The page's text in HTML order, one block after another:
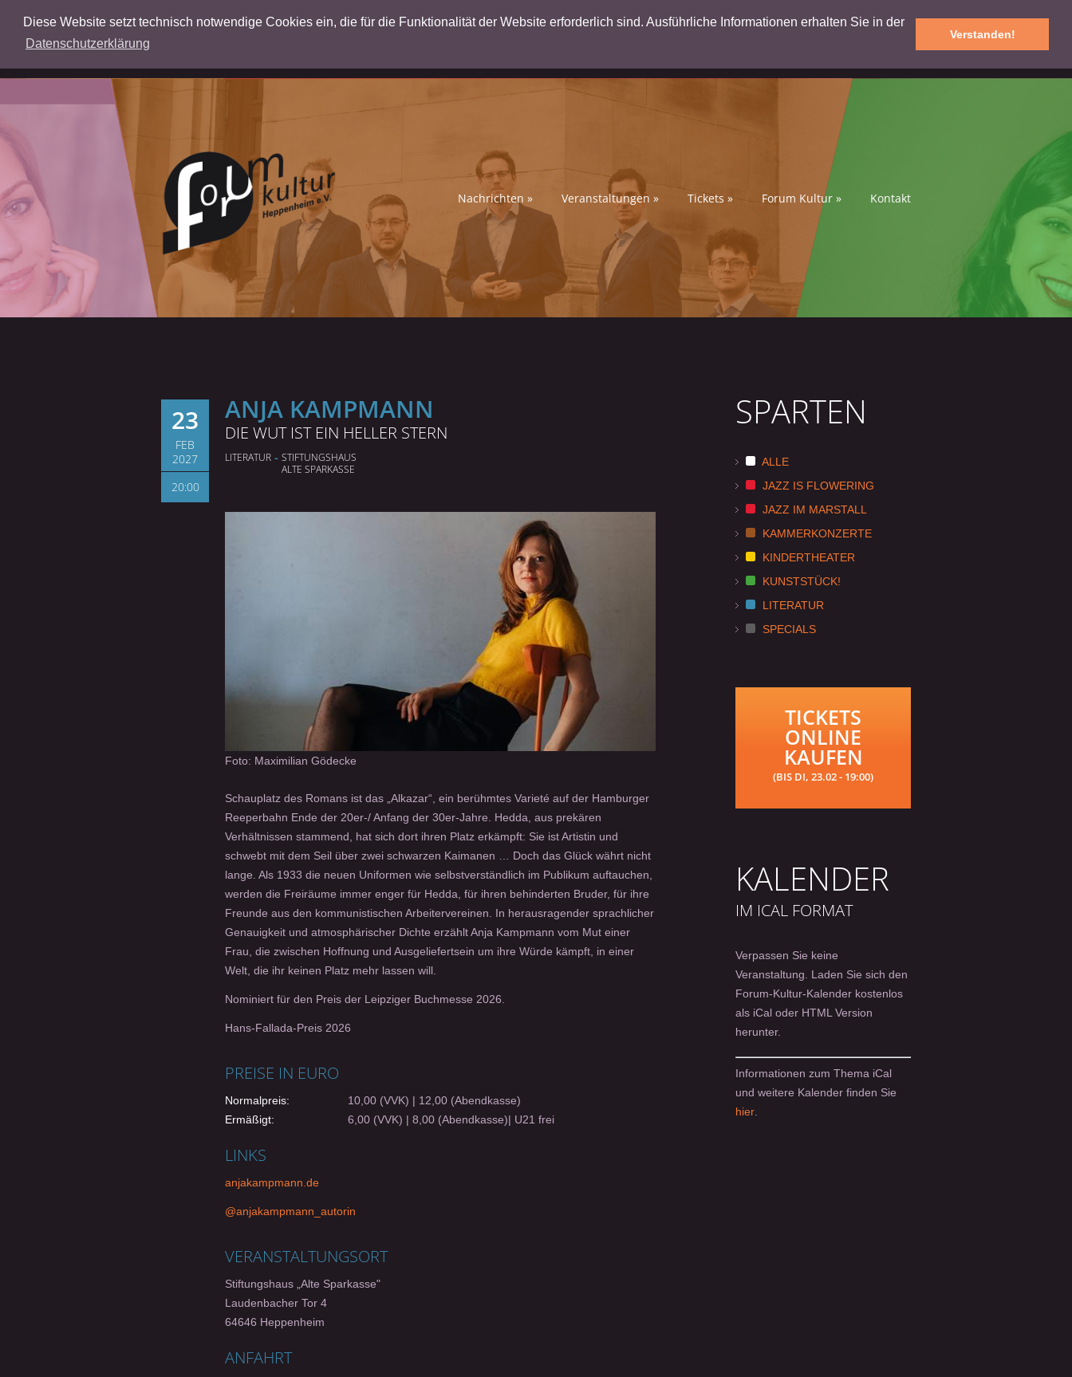
Diese Website setzt technisch notwendige Cookies ein, die für die Funktionalität der Website erforderlich sind. Ausführliche Informationen erhalten Sie in der
Datenschutzerklärung
Verstanden!
Nachrichten » Veranstaltungen » Tickets » Forum Kultur » Kontakt
23
FEB
2027
20:00
ANJA KAMPMANN
DIE WUT IST EIN HELLER STERN
LITERATUR - STIFTUNGS­HAUS
ALTE SPARKASSE
Foto: Maximilian Gödecke
Schauplatz des Romans ist das „Alkazar“, ein berühmtes Varieté auf der Hamburger
Reeperbahn Ende der 20er-/ Anfang der 30er-Jahre. Hedda, aus prekären
Verhältnissen stammend, hat sich dort ihren Platz erkämpft: Sie ist Artistin und
schwebt mit dem Seil über zwei schwarzen Kaimanen … Doch das Glück währt nicht
lange. Als 1933 die neuen Uniformen wie selbstverständlich im Publikum auftauchen,
werden die Freiräume immer enger für Hedda, für ihren behinderten Bruder, für ihre
Freunde aus den kommunistischen Arbeitervereinen. In herausragender sprachlicher
Genauigkeit und atmosphärischer Dichte erzählt Anja Kampmann vom Mut einer
Frau, die zwischen Hoffnung und Ausgeliefertsein um ihre Würde kämpft, in einer
Welt, die ihr keinen Platz mehr lassen will.
Nominiert für den Preis der Leipziger Buchmesse 2026.
Hans-Fallada-Preis 2026
PREISE IN EURO
Normalpreis:
10,00 (VVK) | 12,00 (Abendkasse)
Ermäßigt:
6,00 (VVK) | 8,00 (Abendkasse)| U21 frei
LINKS
anjakampmann.de
@anjakampmann_autorin
VERANSTALTUNGSORT
Stiftungshaus „Alte Sparkasse"
Laudenbacher Tor 4
64646 Heppenheim
ANFAHRT
SPARTEN
ALLE
JAZZ IS FLOWERING
JAZZ IM MARSTALL
KAMMERKONZERTE
KINDERTHEATER
KUNSTSTÜCK!
LITERATUR
SPECIALS
TICKETS
ONLINE
KAUFEN
(BIS DI, 23.02 - 19:00)
KALENDER
IM ICAL FORMAT
Verpassen Sie keine
Veranstaltung. Laden Sie sich den
Forum-Kultur-Kalender kostenlos
als iCal oder HTML Version
herunter.
Informationen zum Thema iCal
und weitere Kalender finden Sie
hier